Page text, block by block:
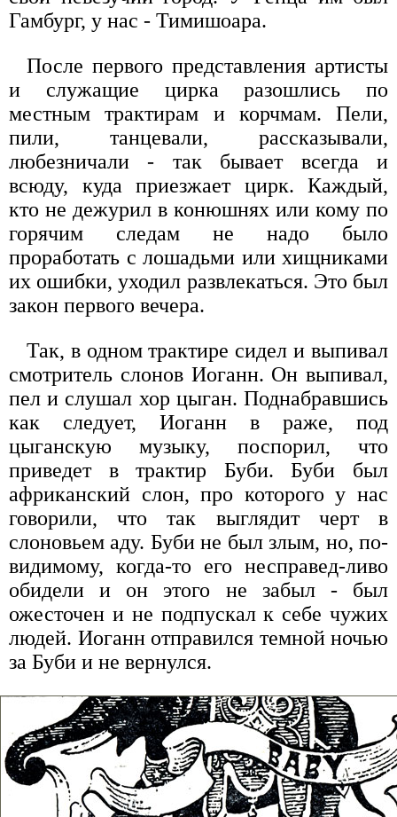
Гамбург, у нас - Тимишоара.
После первого представления артисты
и служащие цирка разошлись по
местным трактирам и корчмам. Пели,
пили, танцевали, рассказывали,
любезничали - так бывает всегда и
всюду, куда приезжает цирк. Каждый,
кто не дежурил в конюшнях или кому по
горячим следам не надо было
проработать с лошадьми или хищниками
их ошибки, уходил развлекаться. Это был
закон первого вечера.
Так, в одном трактире сидел и выпивал
смотритель слонов Иоганн. Он выпивал,
пел и слушал хор цыган. Поднабравшись
как следует, Иоганн в раже, под
цыганскую музыку, поспорил, что
приведет в трактир Буби. Буби был
африканский слон, про которого у нас
говорили, что так выглядит черт в
слоновьем аду. Буби не был злым, но, по-
видимому, когда-то его несправед-ливо
обидели и он этого не забыл - был
ожесточен и не подпускал к себе чужих
людей. Иоганн отправился темной ночью
за Буби и не вернулся.